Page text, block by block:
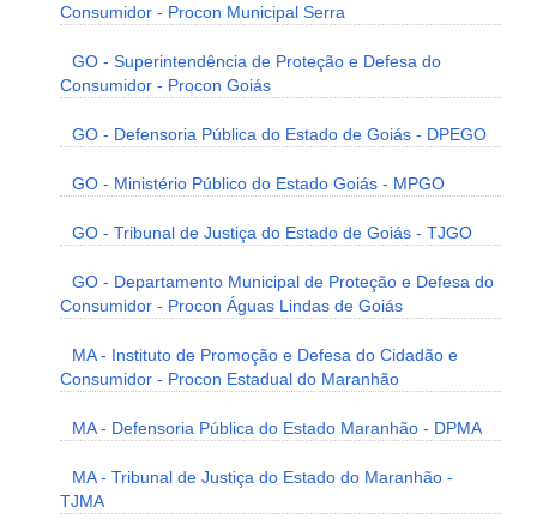
Consumidor - Procon Municipal Serra
GO - Superintendência de Proteção e Defesa do
Consumidor - Procon Goiás
GO - Defensoria Pública do Estado de Goiás - DPEGO
GO - Ministério Público do Estado Goiás - MPGO
GO - Tribunal de Justiça do Estado de Goiás - TJGO
GO - Departamento Municipal de Proteção e Defesa do
Consumidor - Procon Águas Lindas de Goiás
MA - Instituto de Promoção e Defesa do Cidadão e
Consumidor - Procon Estadual do Maranhão
MA - Defensoria Pública do Estado Maranhão - DPMA
MA - Tribunal de Justiça do Estado do Maranhão -
TJMA